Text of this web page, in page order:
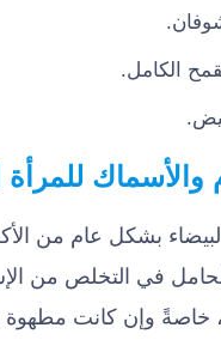
الكامل.
والأسماك
بشكل عام من
الحامل في التخلص من
خاصةً وإن كانت مطهوة